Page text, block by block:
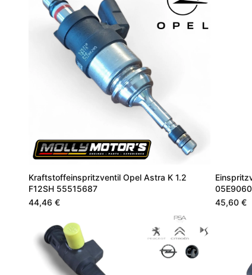
Kraftstoffeinspritzventil Opel Astra K 1.2
F12SH 55515687
44,46 €
45,60 €